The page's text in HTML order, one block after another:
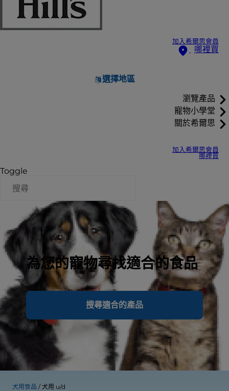
加入希爾思會員
哪裡買
選擇地區
瀏覽產品
寵物小學堂
關於希爾思
加入希爾思會員
哪裡買
Toggle
為您的寵物尋找適合的食品
搜尋適合的產品
犬用食品 犬用 u/d